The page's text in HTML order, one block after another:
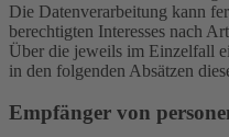
Die Datenverarbeitung kann
berechtigten Interesses nach
Über die jeweils im Einzelfall
in den folgenden Absätzen
Empfänger von